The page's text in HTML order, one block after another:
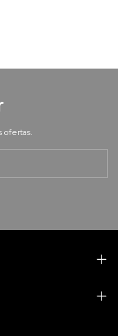
ofertas.